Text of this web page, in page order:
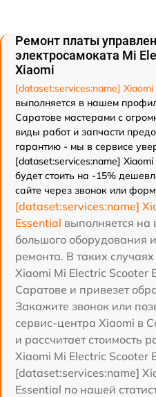
Ремонт платы
электросамоката Mi
Xiaomi
[dataset:services:name]
выполняется в нашем
Саратове мастерами с
виды работ и запчасти
гарантию - мы в сервисе
[dataset:services:name]
будет стоить на -15%
сайте через звонок или
[dataset:services:name]
Essential выполняется на
большого оборудования
ремонта. В таких
Xiaomi Mi Electric Scooter
Саратове и привезет
Закажите звонок или
сервис-центра Xiaomi в
и рассчитает стоимость
Xiaomi Mi Electric Scooter
[dataset:services:name]
Essential по нашей